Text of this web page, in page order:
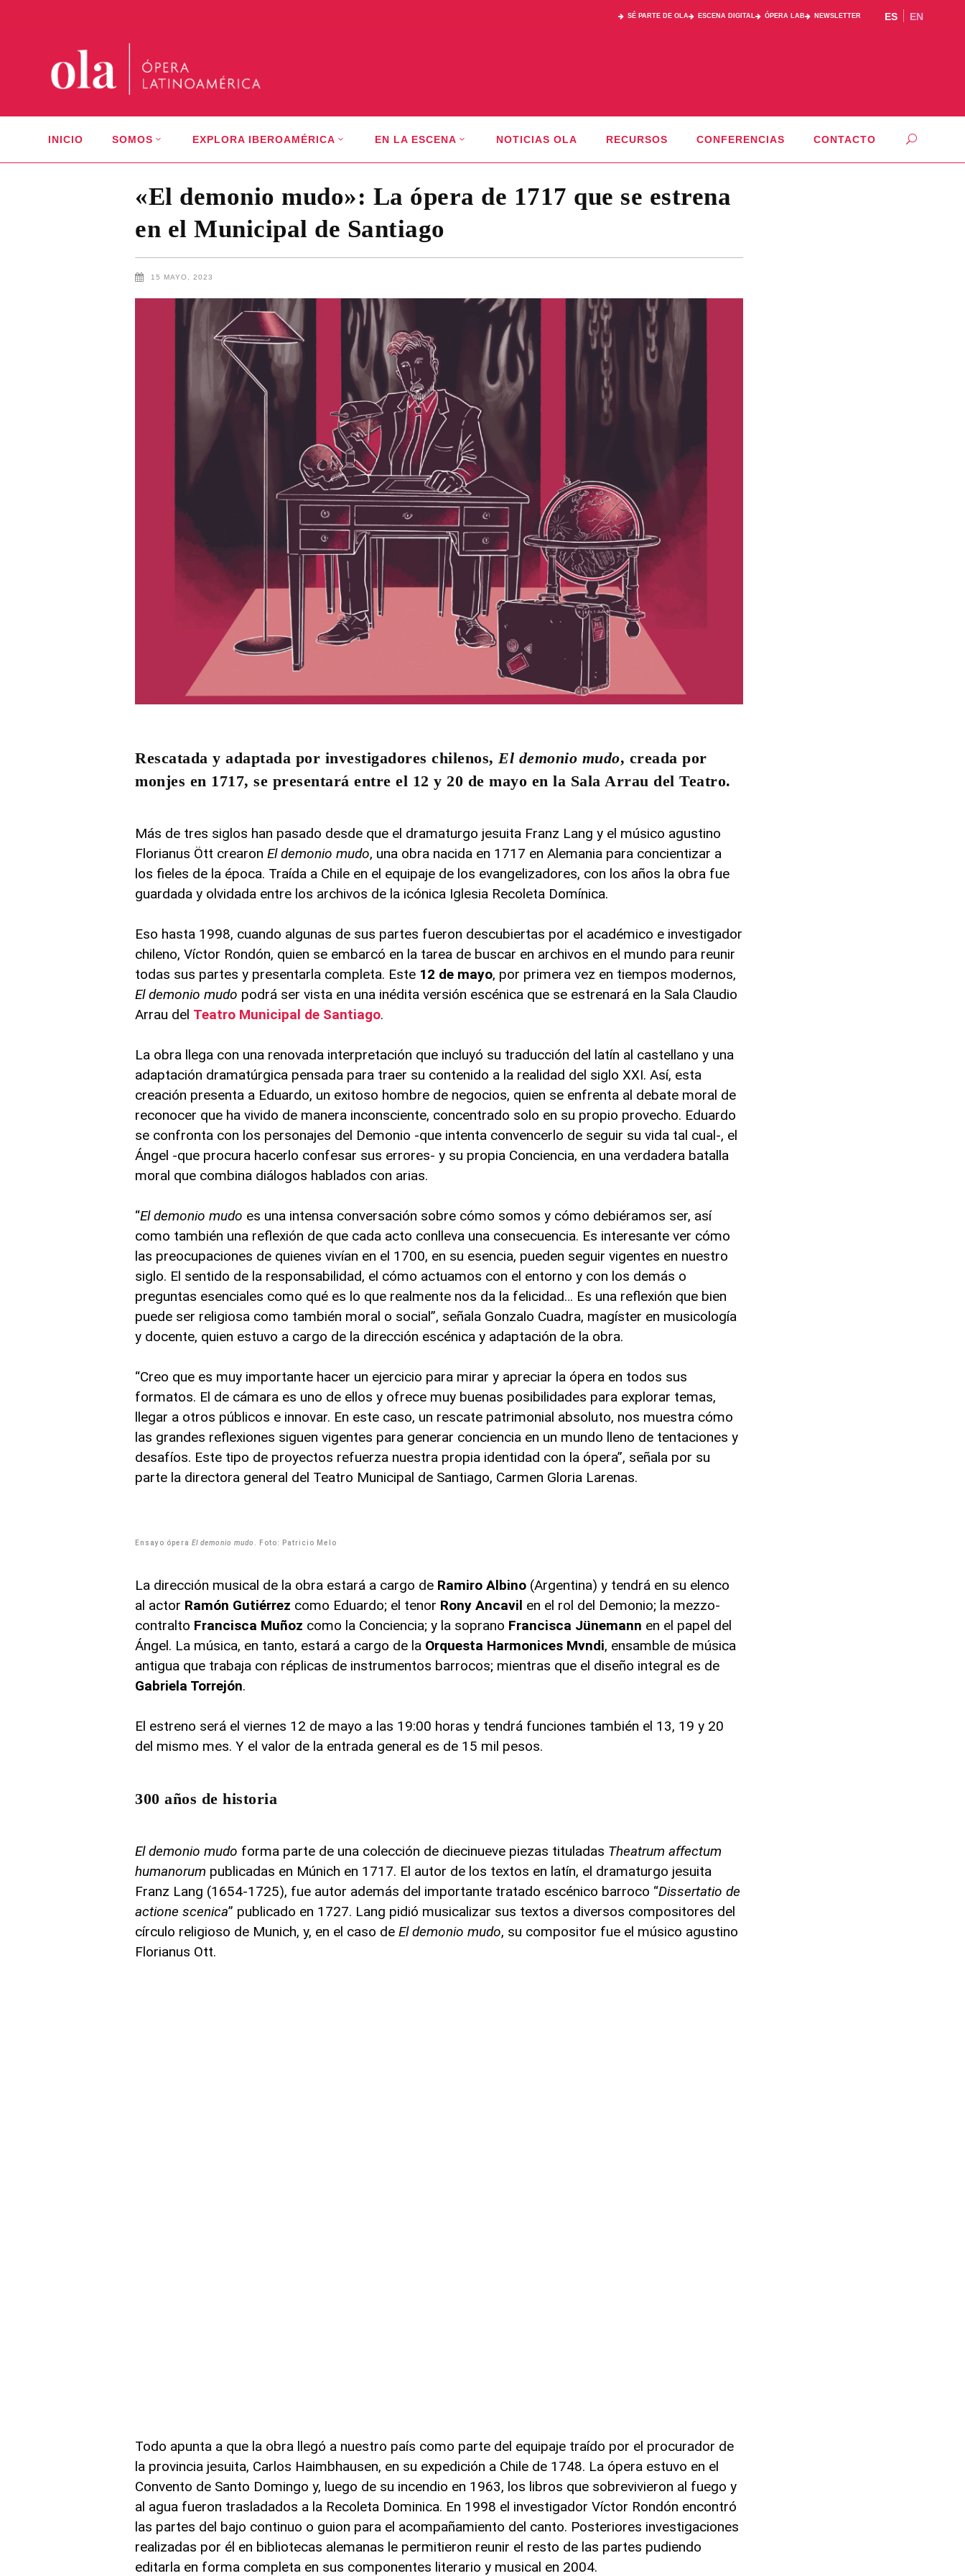
SÉ PARTE DE OLA ESCENA DIGITAL ÓPERA LAB NEWSLETTER ES EN
INICIO SOMOS EXPLORA IBEROAMÉRICA EN LA ESCENA NOTICIAS OLA RECURSOS CONFERENCIAS CONTACTO
«El demonio mudo»: La ópera de 1717 que se estrena
en el Municipal de Santiago
15 MAYO, 2023
Rescatada y adaptada por investigadores chilenos, El demonio mudo, creada por
monjes en 1717, se presentará entre el 12 y 20 de mayo en la Sala Arrau del Teatro.
Más de tres siglos han pasado desde que el dramaturgo jesuita Franz Lang y el músico agustino
Florianus Ött crearonEl demonio mudo, una obra nacida en 1717 en Alemania para concientizar a
los fieles de la época. Traída a Chile en el equipaje de los evangelizadores, con los años la obra fue
guardada y olvidada entre los archivos de la icónica Iglesia Recoleta Domínica.
Eso hasta 1998, cuando algunas de sus partes fueron descubiertas por el académico e investigador
chileno, Víctor Rondón, quien se embarcó en la tarea de buscar en archivos en el mundo para reunir
todas sus partes y presentarla completa. Este 12 de mayo, por primera vez en tiempos modernos,
El demonio mudo podrá ser vista en una inédita versión escénica que se estrenará en la Sala Claudio
Arrau del Teatro Municipal de Santiago.
La obra llega con una renovada interpretación que incluyó su traducción del latín al castellano y una
adaptación dramatúrgica pensada para traer su contenido a la realidad del siglo XXI. Así, esta
creación presenta a Eduardo, un exitoso hombre de negocios, quien se enfrenta al debate moral de
reconocer que ha vivido de manera inconsciente, concentrado solo en su propio provecho. Eduardo
se confronta con los personajes del Demonio -que intenta convencerlo de seguir su vida tal cual-, el
Ángel -que procura hacerlo confesar sus errores- y su propia Conciencia, en una verdadera batalla
moral que combina diálogos hablados con arias.
“El demonio mudo es una intensa conversación sobre cómo somos y cómo debiéramos ser, así
como también una reflexión de que cada acto conlleva una consecuencia. Es interesante ver cómo
las preocupaciones de quienes vivían en el 1700, en su esencia, pueden seguir vigentes en nuestro
siglo. El sentido de la responsabilidad, el cómo actuamos con el entorno y con los demás o
preguntas esenciales como qué es lo que realmente nos da la felicidad… Es una reflexión que bien
puede ser religiosa como también moral o social”, señala Gonzalo Cuadra, magíster en musicología
y docente, quien estuvo a cargo de la dirección escénica y adaptación de la obra.
“Creo que es muy importante hacer un ejercicio para mirar y apreciar la ópera en todos sus
formatos. El de cámara es uno de ellos y ofrece muy buenas posibilidades para explorar temas,
llegar a otros públicos e innovar. En este caso, un rescate patrimonial absoluto, nos muestra cómo
las grandes reflexiones siguen vigentes para generar conciencia en un mundo lleno de tentaciones y
desafíos. Este tipo de proyectos refuerza nuestra propia identidad con la ópera”, señala por su
parte la directora general del Teatro Municipal de Santiago, Carmen Gloria Larenas.
Ensayo óperaEl demonio mudo . Foto: Patricio Melo
La dirección musical de la obra estará a cargo de Ramiro Albino (Argentina) y tendrá en su elenco
al actor Ramón Gutiérrez como Eduardo; el tenor Rony Ancavil en el rol del Demonio; la mezzo-
contralto Francisca Muñoz como la Conciencia; y la soprano Francisca Jünemann en el papel del
Ángel. La música, en tanto, estará a cargo de la Orquesta Harmonices Mvndi, ensamble de música
antigua que trabaja con réplicas de instrumentos barrocos; mientras que el diseño integral es de
Gabriela Torrejón.
El estreno será el viernes 12 de mayo a las 19:00 horas y tendrá funciones también el 13, 19 y 20
del mismo mes. Y el valor de la entrada general es de 15 mil pesos.
300 años de historia
El demonio mudo forma parte de una colección de diecinueve piezas tituladas Theatrum affectum
humanorum publicadas en Múnich en 1717. El autor de los textos en latín, el dramaturgo jesuita
Franz Lang (1654-1725), fue autor además del importante tratado escénico barroco “Dissertatio de
actione scenica” publicado en 1727. Lang pidió musicalizar sus textos a diversos compositores del
círculo religioso de Munich, y, en el caso deEl demonio mudo, su compositor fue el músico agustino
Florianus Ott.
Todo apunta a que la obra llegó a nuestro país como parte del equipaje traído por el procurador de
la provincia jesuita, Carlos Haimbhausen, en su expedición a Chile de 1748. La ópera estuvo en el
Convento de Santo Domingo y, luego de su incendio en 1963, los libros que sobrevivieron al fuego y
al agua fueron trasladados a la Recoleta Dominica. En 1998 el investigador Víctor Rondón encontró
las partes del bajo continuo o guion para el acompañamiento del canto. Posteriores investigaciones
realizadas por él en bibliotecas alemanas le permitieron reunir el resto de las partes pudiendo
editarla en forma completa en sus componentes literario y musical en 2004.